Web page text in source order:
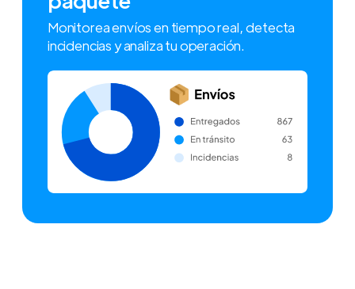
Monitorea envíos en tiempo real, detecta
incidencias y analiza tu operación.